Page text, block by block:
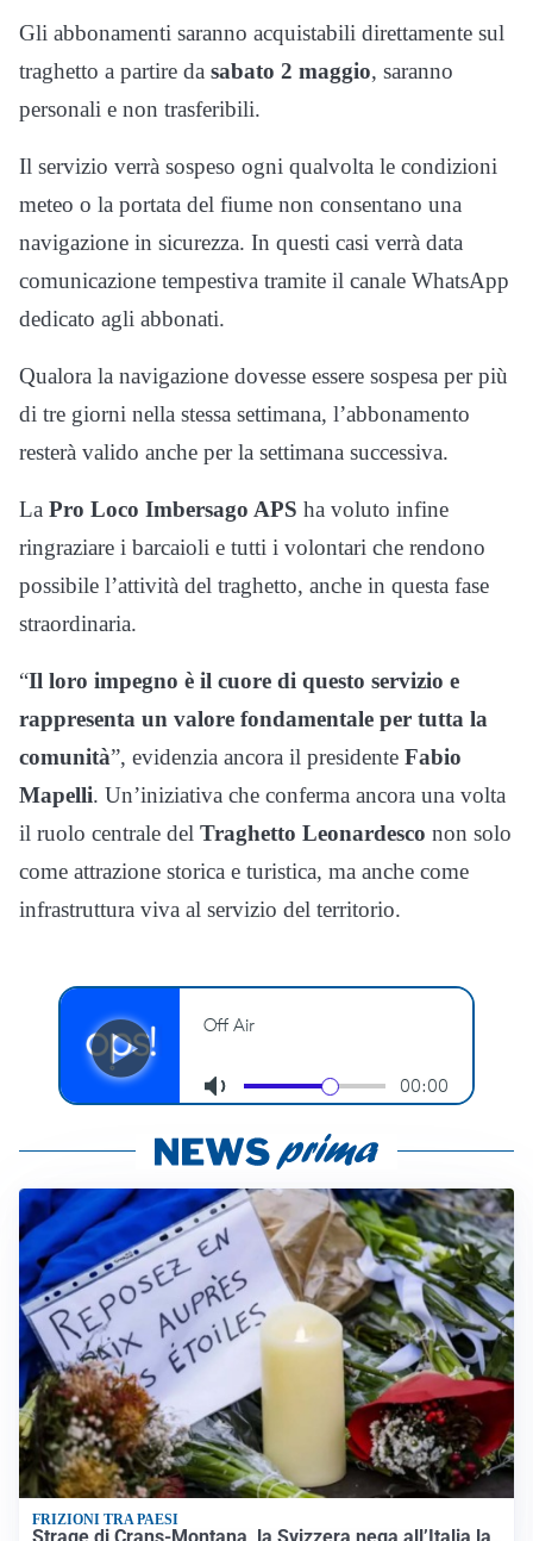
Gli abbonamenti saranno acquistabili direttamente sul
traghetto a partire da sabato 2 maggio, saranno
personali e non trasferibili.
Il servizio verrà sospeso ogni qualvolta le condizioni
meteo o la portata del fiume non consentano una
navigazione in sicurezza. In questi casi verrà data
comunicazione tempestiva tramite il canale WhatsApp
dedicato agli abbonati.
Qualora la navigazione dovesse essere sospesa per più
di tre giorni nella stessa settimana, l’abbonamento
resterà valido anche per la settimana successiva.
La Pro Loco Imbersago APS ha voluto infine
ringraziare i barcaioli e tutti i volontari che rendono
possibile l’attività del traghetto, anche in questa fase
straordinaria.
“Il loro impegno è il cuore di questo servizio e
rappresenta un valore fondamentale per tutta la
comunità”, evidenzia ancora il presidente Fabio
Mapelli. Un’iniziativa che conferma ancora una volta
il ruolo centrale del Traghetto Leonardesco non solo
come attrazione storica e turistica, ma anche come
infrastruttura viva al servizio del territorio.
FRIZIONI TRA PAESI